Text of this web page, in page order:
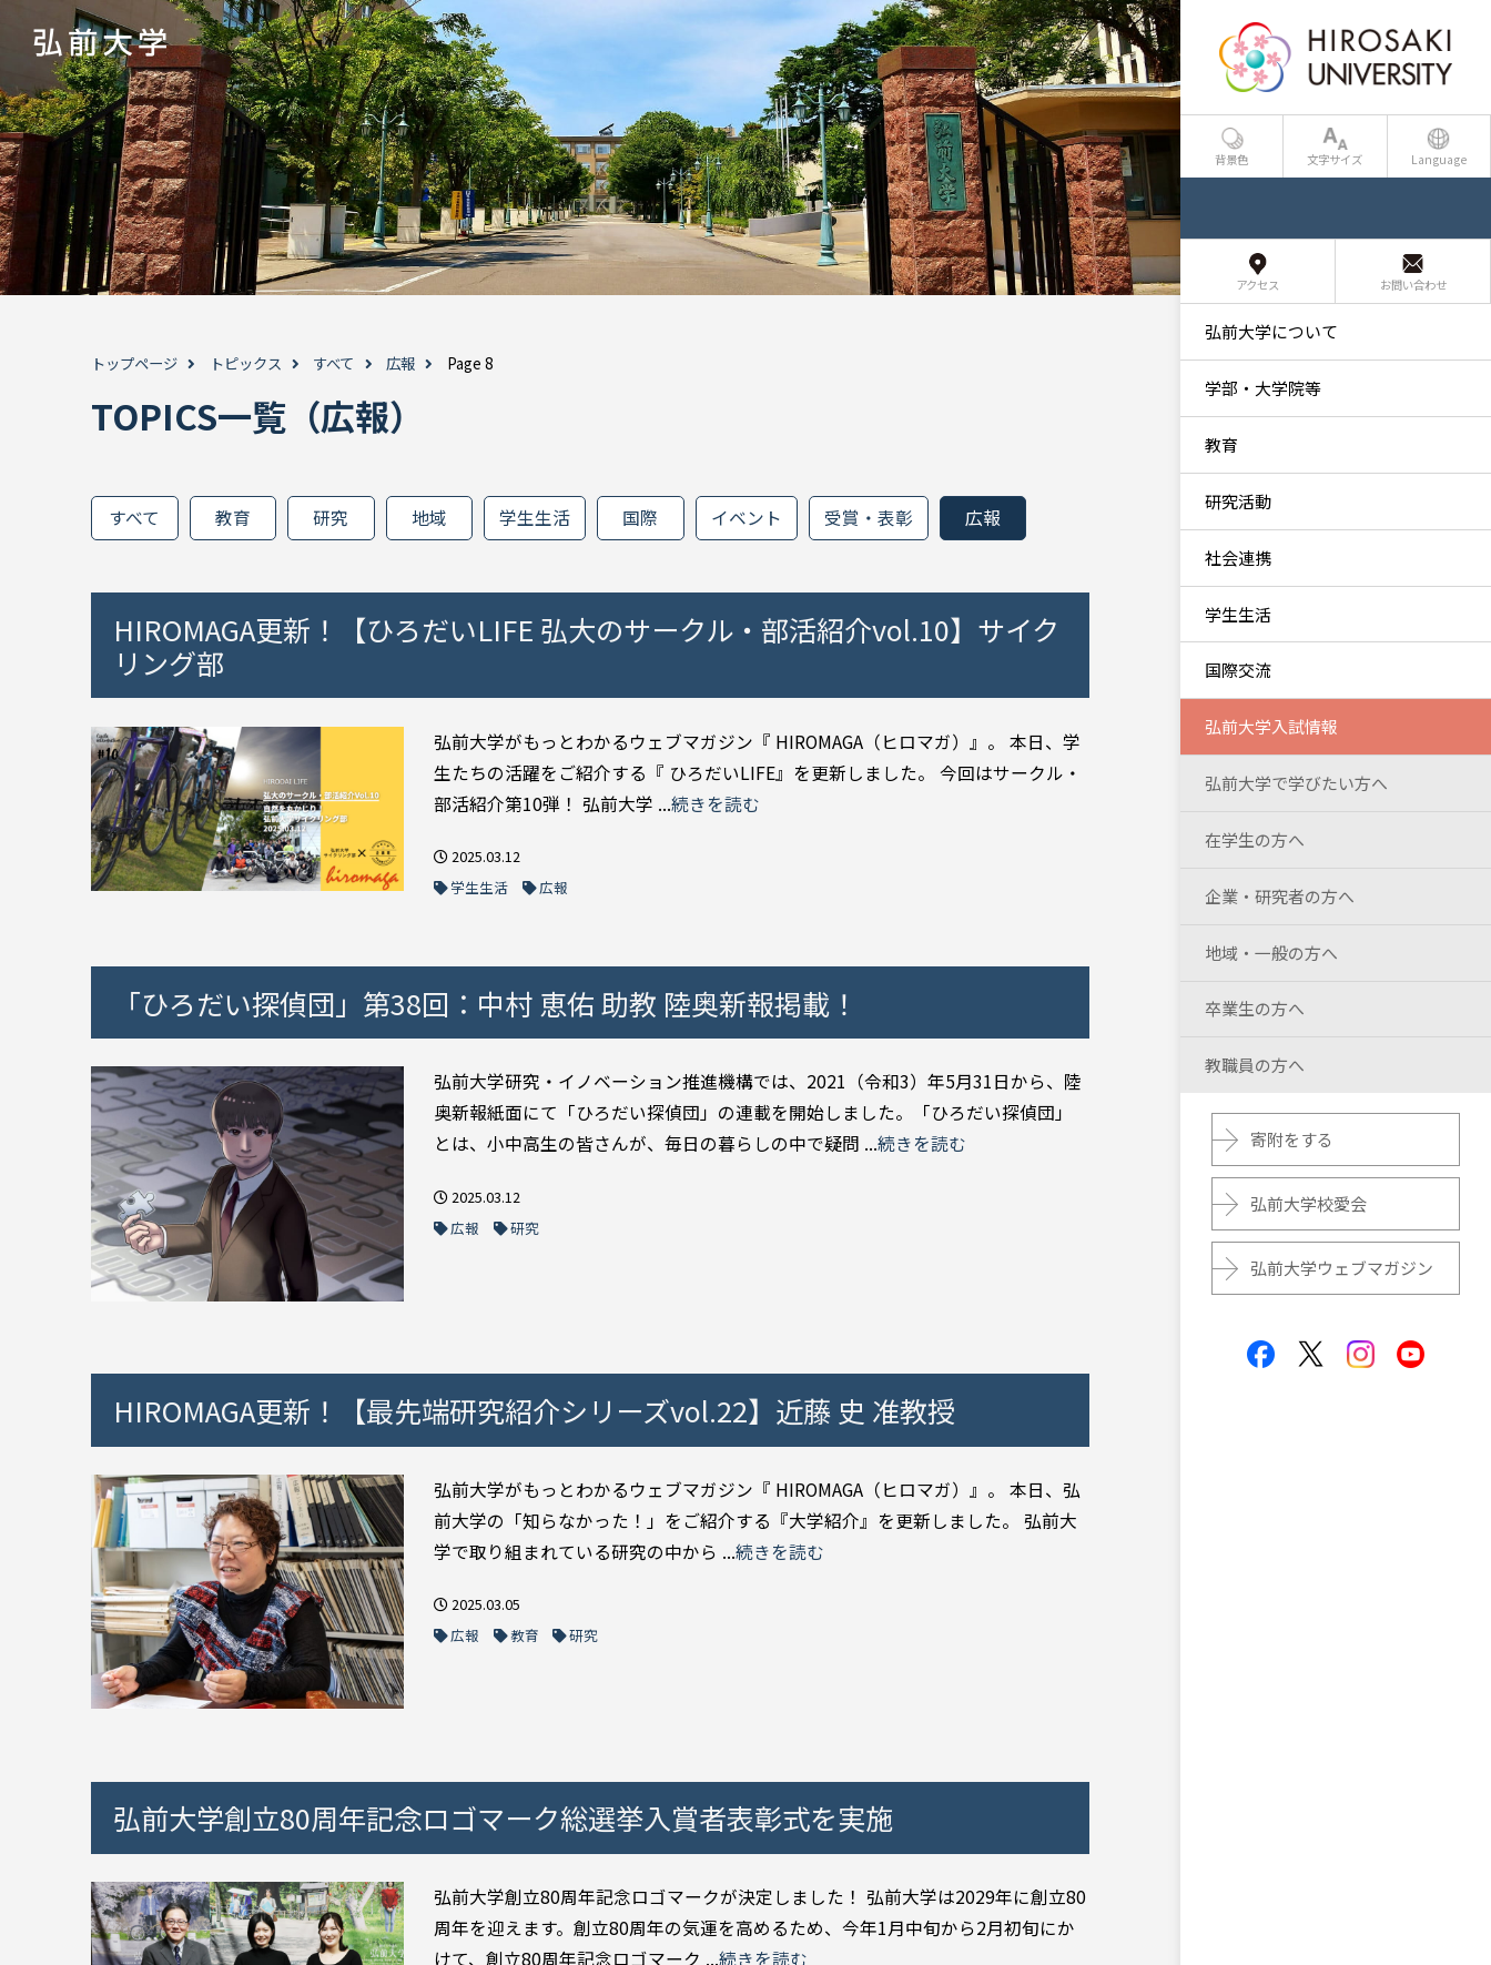
トップページ トピックス すべて 広報 Page 8
TOPICS一覧（広報）
すべて 教育 研究 地域 学生生活 国際 イベント 受賞・表彰 広報
HIROMAGA更新！【ひろだいLIFE 弘大のサークル・部活紹介vol.10】サイク
リング部
弘前大学がもっとわかるウェブマガジン『 HIROMAGA（ヒロマガ）』。 本日、学
生たちの活躍をご紹介する『 ひろだいLIFE』を更新しました。 今回はサークル・
部活紹介第10弾！ 弘前大学 ...続きを読む
2025.03.12
学生生活
広報
「ひろだい探偵団」第38回：中村 恵佑 助教 陸奥新報掲載！
弘前大学研究・イノベーション推進機構では、2021（令和3）年5月31日から、陸
奥新報紙面にて「ひろだい探偵団」の連載を開始しました。「ひろだい探偵団」
とは、小中高生の皆さんが、毎日の暮らしの中で疑問 ...続きを読む
2025.03.12
広報
研究
HIROMAGA更新！【最先端研究紹介シリーズvol.22】近藤 史 准教授
弘前大学がもっとわかるウェブマガジン『 HIROMAGA（ヒロマガ）』。 本日、弘
前大学の「知らなかった！」をご紹介する『大学紹介』を更新しました。 弘前大
学で取り組まれている研究の中から ...続きを読む
2025.03.05
広報
教育 研究
弘前大学創立80周年記念ロゴマーク総選挙入賞者表彰式を実施
弘前大学創立80周年記念ロゴマークが決定しました！ 弘前大学は2029年に創立80
周年を迎えます。創立80周年の気運を高めるため、今年1月中旬から2月初旬にか
けて、創立80周年記念ロゴマーク ...続きを読む
背景色 文字サイズ Language
アクセス お問い合わせ
弘前大学について
学部・大学院等
教育
研究活動
社会連携
学生生活
国際交流
弘前大学入試情報
弘前大学で学びたい方へ
在学生の方へ
企業・研究者の方へ
地域・一般の方へ
卒業生の方へ
教職員の方へ
寄附をする
弘前大学校愛会
弘前大学ウェブマガジン